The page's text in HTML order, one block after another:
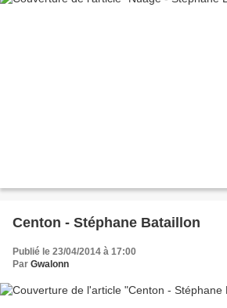
Centon - Stéphane Bataillon
Publié le 23/04/2014 à 17:00
Par Gwalonn